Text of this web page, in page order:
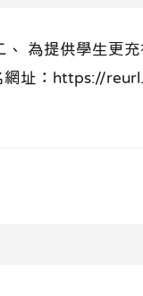
為提供學生更充
網址：https://